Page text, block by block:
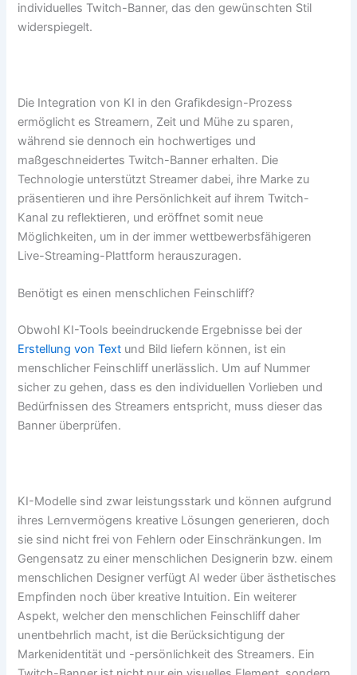
individuelles Twitch-Banner, das den gewünschten Stil
widerspiegelt.
Die Integration von KI in den Grafikdesign-Prozess
ermöglicht es Streamern, Zeit und Mühe zu sparen,
während sie dennoch ein hochwertiges und
maßgeschneidertes Twitch-Banner erhalten. Die
Technologie unterstützt Streamer dabei, ihre Marke zu
präsentieren und ihre Persönlichkeit auf ihrem Twitch-
Kanal zu reflektieren, und eröffnet somit neue
Möglichkeiten, um in der immer wettbewerbsfähigeren
Live-Streaming-Plattform herauszuragen.
Benötigt es einen menschlichen Feinschliff?
Obwohl KI-Tools beeindruckende Ergebnisse bei der
Erstellung von Text und Bild liefern können, ist ein
menschlicher Feinschliff unerlässlich. Um auf Nummer
sicher zu gehen, dass es den individuellen Vorlieben und
Bedürfnissen des Streamers entspricht, muss dieser das
Banner überprüfen.
KI-Modelle sind zwar leistungsstark und können aufgrund
ihres Lernvermögens kreative Lösungen generieren, doch
sie sind nicht frei von Fehlern oder Einschränkungen. Im
Gengensatz zu einer menschlichen Designerin bzw. einem
menschlichen Designer verfügt AI weder über ästhetisches
Empfinden noch über kreative Intuition. Ein weiterer
Aspekt, welcher den menschlichen Feinschliff daher
unentbehrlich macht, ist die Berücksichtigung der
Markenidentität und -persönlichkeit des Streamers. Ein